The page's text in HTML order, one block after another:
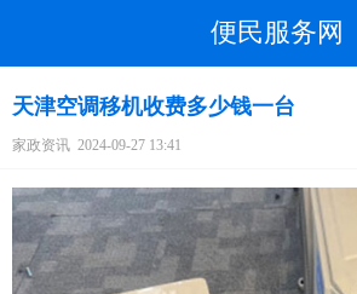
便民服务网
天津空调移机收费多少钱一台
家政资讯 2024-09-27 13:41
微信号：
（长按复制微信号，添加